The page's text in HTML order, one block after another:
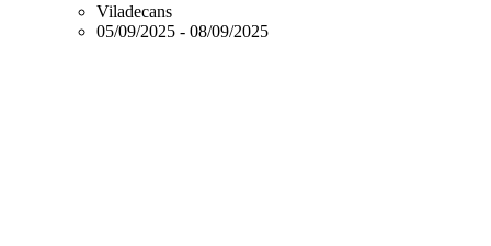
Viladecans
05/09/2025 - 08/09/2025